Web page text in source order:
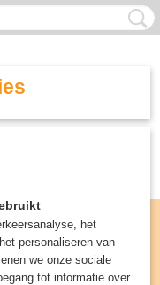
het
personaliseren van
we onze sociale
tot informatie over